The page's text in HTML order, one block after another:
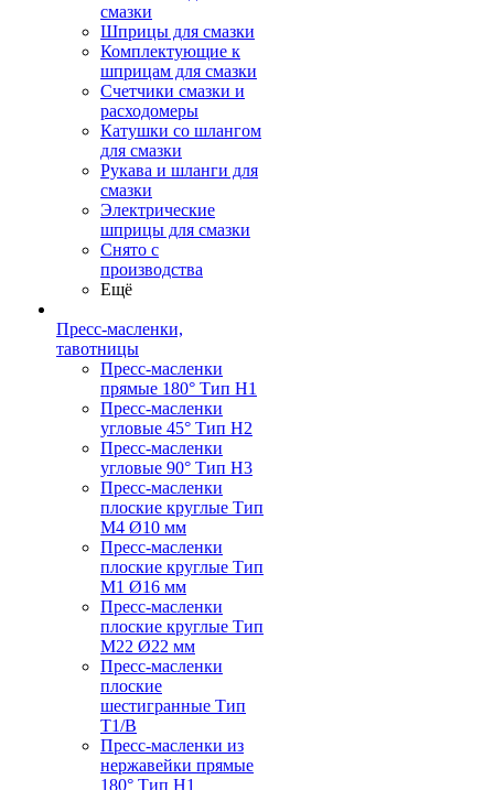
смазки
Шприцы для смазки
Комплектующие к
шприцам для смазки
Счетчики смазки и
расходомеры
Катушки со шлангом
для смазки
Рукава и шланги для
смазки
Электрические
шприцы для смазки
Снято с
производства
Ещё
Пресс-масленки,
тавотницы
Пресс-масленки
прямые 180° Тип H1
Пресс-масленки
угловые 45° Тип H2
Пресс-масленки
угловые 90° Тип H3
Пресс-масленки
плоские круглые Тип
M4 Ø10 мм
Пресс-масленки
плоские круглые Тип
M1 Ø16 мм
Пресс-масленки
плоские круглые Тип
M22 Ø22 мм
Пресс-масленки
плоские
шестигранные Тип
T1/B
Пресс-масленки из
нержавейки прямые
180° Тип H1